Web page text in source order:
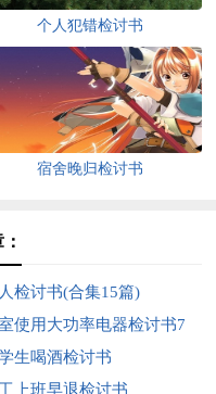
个人犯错检讨书
宿舍晚归检讨书
检讨书(合集15篇)
使用大功率电器检讨书7
生喝酒检讨书
上班早退检讨书